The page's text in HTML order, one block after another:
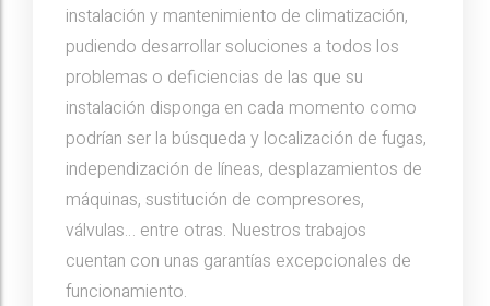
instalación y mantenimiento de climatización,
pudiendo desarrollar soluciones a todos los
problemas o deficiencias de las que su
instalación disponga en cada momento como
podrían ser la búsqueda y localización de fugas,
independización de líneas, desplazamientos de
máquinas, sustitución de compresores,
válvulas… entre otras. Nuestros trabajos
cuentan con unas garantías excepcionales de
funcionamiento.